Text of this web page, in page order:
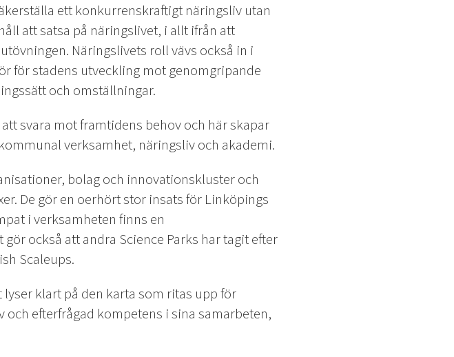
ett konkurrenskraftigt näringsliv utan
att satsa på näringslivet, i allt ifrån att
Näringslivets roll vävs också in i
för stadens utveckling mot genomgripande
och omställningar.
svara mot framtidens behov och här skapar
verksamhet, näringsliv och akademi.
bolag och innovationskluster och
De gör en oerhört stor insats för Linköpings
i verksamheten finns en
också att andra Science Parks har tagit efter
Scaleups.
klart på den karta som ritas upp för
efterfrågad kompetens i sina samarbeten,